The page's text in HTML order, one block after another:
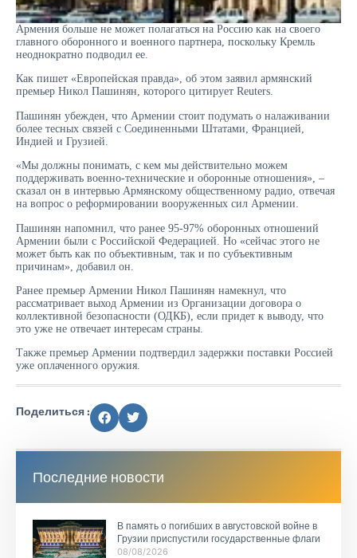
Армения больше не может полагаться на Россию как на своего
главного оборонного и военного партнера, поскольку Кремль
неоднократно подводил ее.
Как пишет «Европейская правда», об этом заявил армянский
премьер Никол Пашинян, которого цитирует Reuters.
Пашинян убежден, что Армении стоит подумать о налаживании
более тесных связей с Соединенными Штатами, Францией,
Индией и Грузией.
«Мы должны понимать, с кем мы действительно можем
поддерживать военно-технические и оборонные отношения», –
сказал он в интервью Армянскому общественному радио, отвечая
на вопрос о реформировании вооруженных сил Армении.
Пашинян напомнил, что ранее 95-97% оборонных отношений
Армении были с Российской Федерацией. Но «сейчас этого не
может быть как по объективным, так и по субъективным
причинам», добавил он.
Ранее премьер Армении Никол Пашинян намекнул, что
рассматривает выход Армении из Организации договора о
коллективной безопасности (ОДКБ), если придет к выводу, что
это уже не отвечает интересам страны.
Также премьер Армении подтвердил задержки поставки Россией
уже оплаченного оружия.
Поделиться :
Последние новости
В память о погибших в августовской войне в
Грузии приспустили государственные флаги
08/08/2026